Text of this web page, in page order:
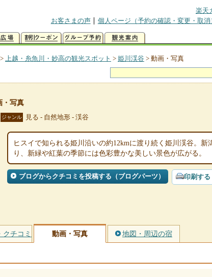
楽天
お客さまの声
個人ページ（予約の確認・変更・取消
> 上越・糸魚川・妙高の観光スポット > 姫川渓谷 > 動画・写真
・写真
ジャンル 見る - 自然地形 - 渓谷
ヒスイで知られる姫川沿いの約12kmに渡り続く姫川渓谷。
り、新緑や紅葉の季節には色彩豊かな美しい景色が広がる。
ブログからクチコミを投稿する（ブログパーツ） 印刷する
クチコミ 動画・写真 地図・周辺の宿